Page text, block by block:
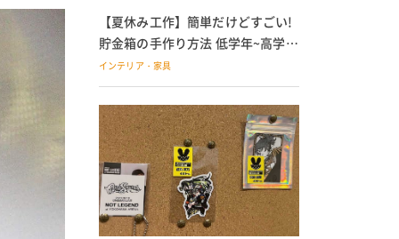
【夏休み工作】簡単だけどすごい!
貯金箱の手作り方法 低学年~高学年
の子どもにも
インテリア・家具